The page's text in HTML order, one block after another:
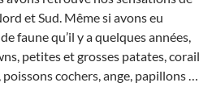
et Sud. Même si avons eu
faune qu’il y a quelques années,
petites et grosses patates, corail
cochers, ange, papillons …